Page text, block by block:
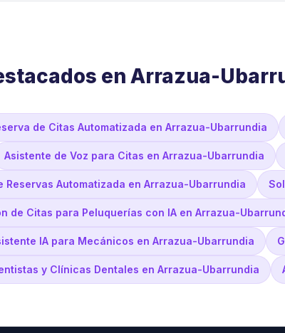
en Arrazua-
de Citas Automatizada en Arrazua-Ubarrundia
Asistente de Voz para Citas en Arrazua-Ubarrundia
Reservas Automatizada en Arrazua-Ubarrundia
de Citas para Peluquerías con IA en Arrazua-
IA para Mecánicos en Arrazua-Ubarrundia
y Clínicas Dentales en Arrazua-Ubarrundia